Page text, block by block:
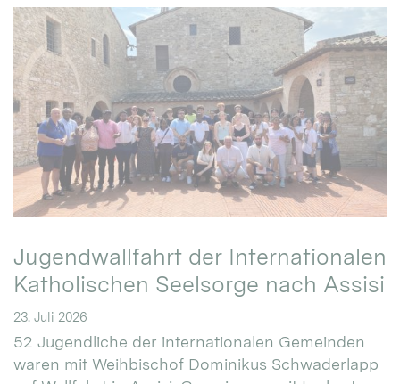
Jugendwallfahrt der Internationalen
Katholischen Seelsorge nach Assisi
23. Juli 2026
52 Jugendliche der internationalen Gemeinden
waren mit Weihbischof Dominikus Schwaderlapp